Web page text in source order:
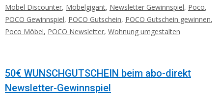
Möbel Discounter, Möbelgigant, Newsletter Gewinnspiel, Poco,
POCO Gewinnspiel, POCO Gutschein, POCO Gutschein gewinnen,
Poco Möbel, POCO Newsletter, Wohnung umgestalten
50€ WUNSCHGUTSCHEIN beim abo-direkt
Newsletter-Gewinnspiel